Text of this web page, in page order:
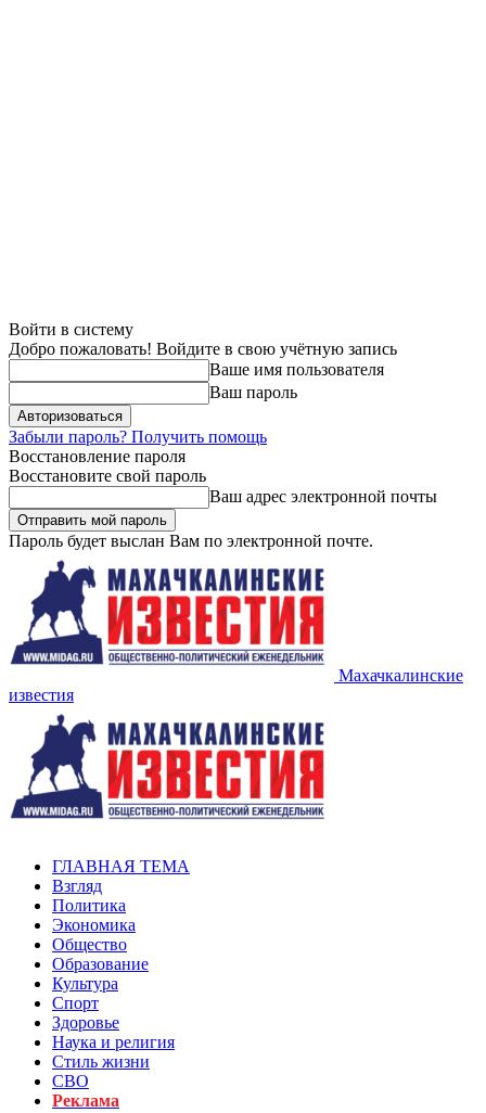
Войти в систему
Добро пожаловать! Войдите в свою учётную запись
Ваше имя пользователя
Ваш пароль
Забыли пароль? Получить помощь
Восстановление пароля
Восстановите свой пароль
Ваш адрес электронной почты
Пароль будет выслан Вам по электронной почте.
Махачкалинские
известия
ГЛАВНАЯ ТЕМА
Взгляд
Политика
Экономика
Общество
Образование
Культура
Спорт
Здоровье
Наука и религия
Стиль жизни
СВО
Реклама